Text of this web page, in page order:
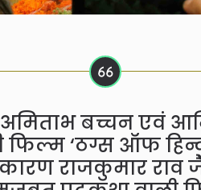
बच्चन एवं
फिल्म ‘ठग्स ऑफ
राजकुमार राव